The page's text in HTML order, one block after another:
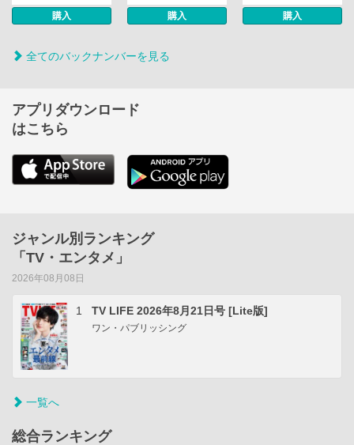
購入 購入 購入
全てのバックナンバーを見る
アプリダウンロード
はこちら
ジャンル別ランキング
「TV・エンタメ」
2026年08月08日
1 TV LIFE 2026年8月21日号 [Lite版]
ワン・パブリッシング
一覧へ
総合ランキング